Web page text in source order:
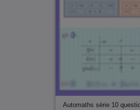
Automaths série 10